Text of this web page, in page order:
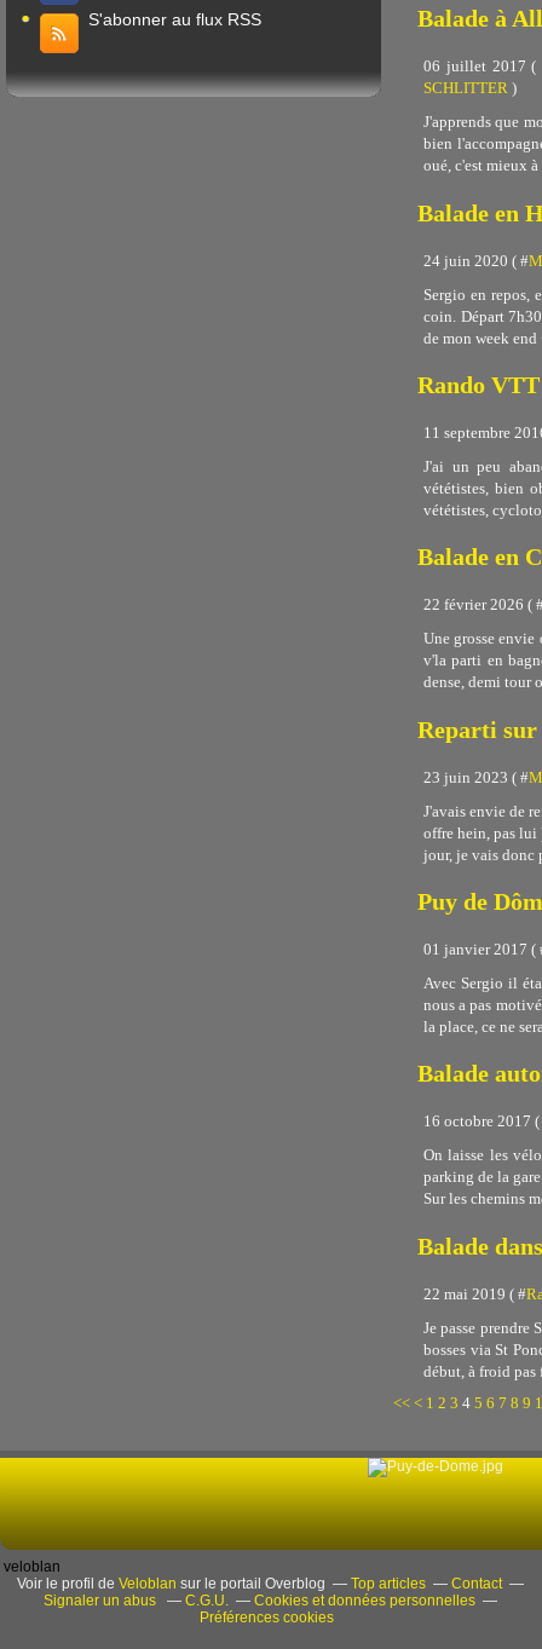
S'abonner au flux RSS Balade à
06 juillet 2017 (
SCHLITTER )
J'apprends que
bien
oué, c'est mieux
Balade en
24 juin 2020 ( #
Sergio en repos,
coin. Départ
de mon week end
Rando
11 septembre
J'ai un peu
vététistes, bien
vététistes,
Balade en
22 février 2026 (
Une grosse envie
v'la parti en
dense, demi tour
Reparti
23 juin 2023 ( #
J'avais envie de
offre hein, pas lui
jour, je vais donc
Puy de
01 janvier 2017 (
Avec Sergio il
nous a pas
la place, ce ne
Balade
16 octobre 2017
On laisse les
parking de la
Sur les chemins
Balade
22 mai 2019 ( #
Je passe prendre
bosses via St
début, à froid pas
<< < 1 2 3 4 5 6 7 8 9
veloblan
Voir le profil deVeloblan sur le portail Overblog Top articles
Contact
Signaler un abus
C.G.U.
Cookies et données personnelles
Préférences cookies